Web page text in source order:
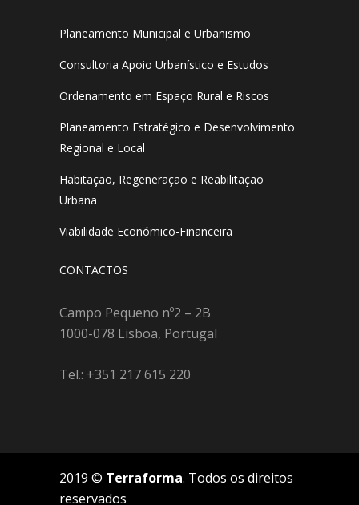
Planeamento Municipal e Urbanismo
Consultoria Apoio Urbanístico e Estudos
Ordenamento em Espaço Rural e Riscos
Planeamento Estratégico e Desenvolvimento
Regional e Local
Habitação, Regeneração e Reabilitação
Urbana
Viabilidade Económico-Financeira
CONTACTOS
Campo Pequeno nº2 – 2B
1000-078 Lisboa, Portugal
Tel.: +351 217 615 220
2019 © Terraforma. Todos os direitos
reservados